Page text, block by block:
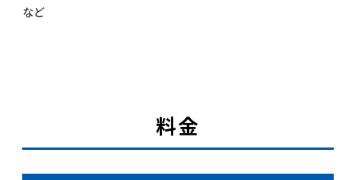
など
料金